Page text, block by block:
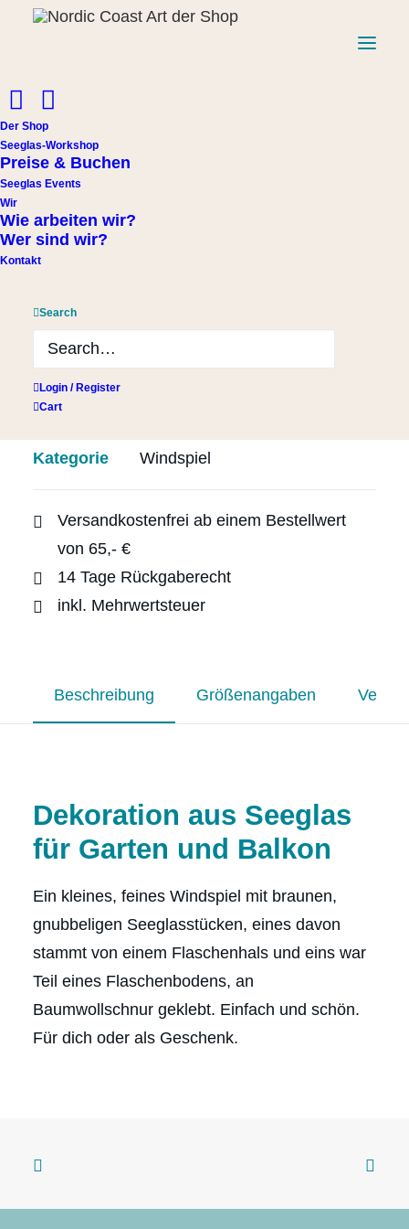
Der Shop
Seeglas-Workshop
Preise & Buchen
Seeglas Events
Wir
Wie arbeiten wir?
Wer sind wir?
Kontakt
Search
Login / Register
Cart
Start
1er Windspiel aus Treibholz und braunem Seeglas
1er Windspiel aus Treibholz
und braunem Seeglas
18,00
1 vorrätig
1er
Windspiel
aus
Treibholz
braunem
Kategorie
Windspiel
Versandkostenfrei ab einem Bestellwert
von 65,- €
14 Tage Rückgaberecht
inkl. Mehrwertsteuer
Beschreibung Größenangaben
Dekoration aus Seeglas
für Garten und Balkon
Ein kleines, feines Windspiel mit braunen,
gnubbeligen Seeglasstücken, eines davon
stammt von einem Flaschenhals und eins war
Teil eines Flaschenbodens, an
Baumwollschnur geklebt. Einfach und schön.
Für dich oder als Geschenk.